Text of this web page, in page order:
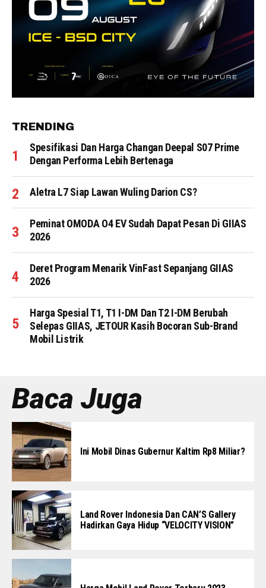
TRENDING
Spesifikasi Dan Harga Changan Deepal S07 Prime
Dengan Performa Lebih Bertenaga
Aletra L7 Siap Lawan Wuling Darion CS?
Peminat OMODA O4 EV Sudah Dapat Pesan Di GIIAS
2026
Deret Program Menarik VinFast Sepanjang GIIAS
2026
Harga Spesial T1, T1 I-DM Dan T2 I-DM Berubah
Selepas GIIAS, JETOUR Kasih Bocoran Sub-Brand
Mobil Listrik
Baca Juga
Ini Mobil Dinas Gubernur Kaltim Rp8 Miliar?
Land Rover Indonesia Dan CAN’S Gallery
Hadirkan Gaya Hidup “VELOCITY VISION”